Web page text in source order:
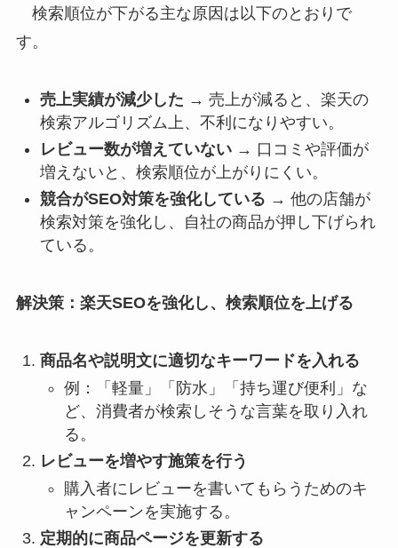
検索順位が下がる主な原因は以下のとおりで
す。
売上実績が減少した → 売上が減ると、楽天の
検索アルゴリズム上、不利になりやすい。
レビュー数が増えていない→ 口コミや評価が
増えないと、検索順位が上がりにくい。
競合がSEO対策を強化している → 他の店舗が
検索対策を強化し、自社の商品が押し下げられ
ている。
解決策：楽天SEOを強化し、検索順位を上げる
商品名や説明文に適切なキーワードを入れる
例：「軽量」「防水」「持ち運び便利」な
ど、消費者が検索しそうな言葉を取り入れ
る。
レビューを増やす施策を行う
購入者にレビューを書いてもらうためのキ
ャンペーンを実施する。
定期的に商品ページを更新する